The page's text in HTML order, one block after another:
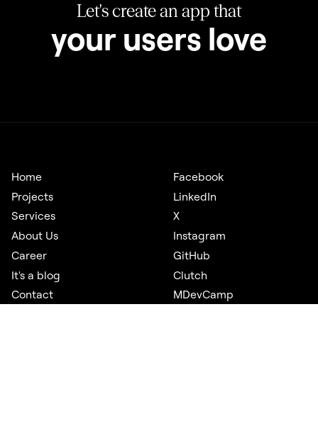
Let's create an app that
your users love
Home
Projects
Services
About Us
Career
It's a blog
Contact
Facebook
LinkedIn
X
Instagram
GitHub
Clutch
MDevCamp